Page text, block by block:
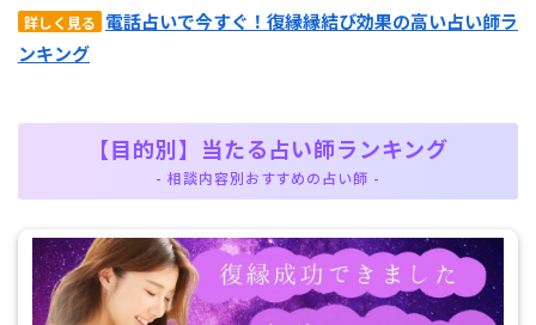
詳しく見る 電話占いで今すぐ！復縁縁結び効果の高い占い師ラ
ンキング
【目的別】当たる占い師ランキング
- 相談内容別おすすめの占い師 -